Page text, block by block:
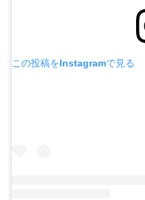
この投稿をInstagramで見る